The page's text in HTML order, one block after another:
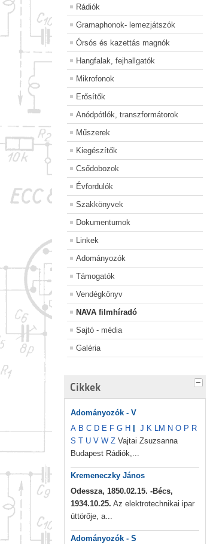
Rádiók
Gramaphonok- lemezjátszók
Órsós és kazettás magnók
Hangfalak, fejhallgatók
Mikrofonok
Erősítők
Anódpótlók, transzformátorok
Műszerek
Kiegészítők
Csődobozok
Évfordulók
Szakkönyvek
Dokumentumok
Linkek
Adományozók
Támogatók
Vendégkönyv
NAVA filmhíradó
Sajtó - média
Galéria
Cikkek
Adományozók - V
A B C D E F G H J K LM N O P R
S T U V W Z Vajtai Zsuzsanna
Budapest Rádiók,...
Kremeneczky János
Odessza, 1850.02.15. -Bécs,
1934.10.25. Az elektrotechnikai ipar
úttörője, a...
Adományozók - S